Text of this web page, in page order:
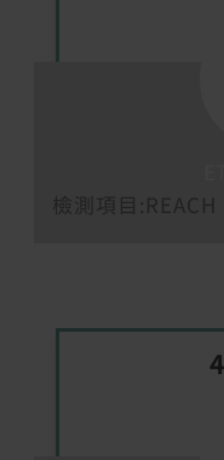
檢測項目:REACH